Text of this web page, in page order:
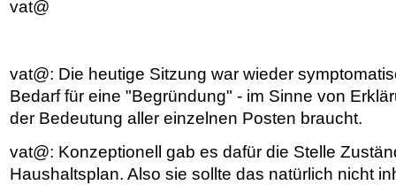
vat@
vat@: Die heutige Sitzung war wieder
Bedarf für eine "Begründung" - im Sinne von
der Bedeutung aller einzelnen Posten braucht.
vat@: Konzeptionell gab es dafür die Stelle
Haushaltsplan. Also sie sollte das natürlich nicht